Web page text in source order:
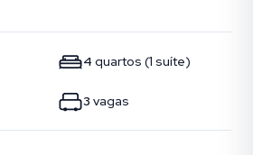
4 quartos (1 suíte)
3 vagas